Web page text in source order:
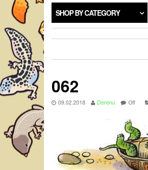
SHOP BY CATEGORY
062
09.02.2018 Derenu Off